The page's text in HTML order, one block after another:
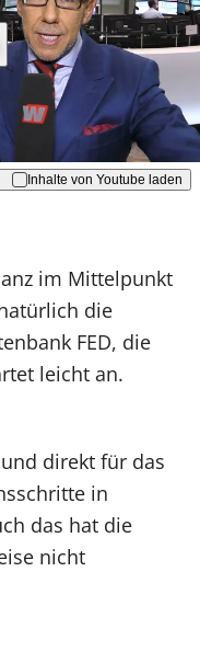
übertragen.
Sie in der
.
Inhalte von Youtube laden
im Mittelpunkt
die
FED, die
leicht an.
direkt für das
in
das hat die
nicht